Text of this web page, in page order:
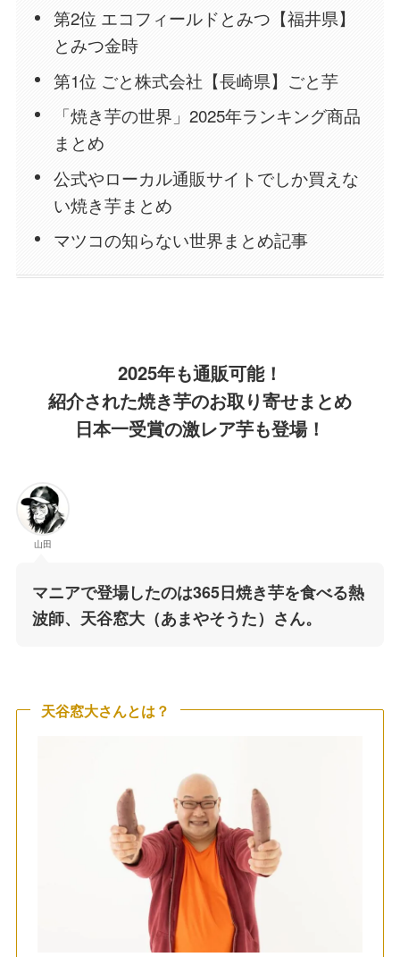
第2位 エコフィールドとみつ【福井県】
とみつ金時
第1位 ごと株式会社【長崎県】ごと芋
「焼き芋の世界」2025年ランキング商品
まとめ
公式やローカル通販サイトでしか買えな
い焼き芋まとめ
マツコの知らない世界まとめ記事
2025年も通販可能！
紹介された焼き芋のお取り寄せまとめ
日本一受賞の激レア芋も登場！
山田
マニアで登場したのは365日焼き芋を食べる熱
波師、天谷窓大（あまやそうた）さん。
天谷窓大さんとは？